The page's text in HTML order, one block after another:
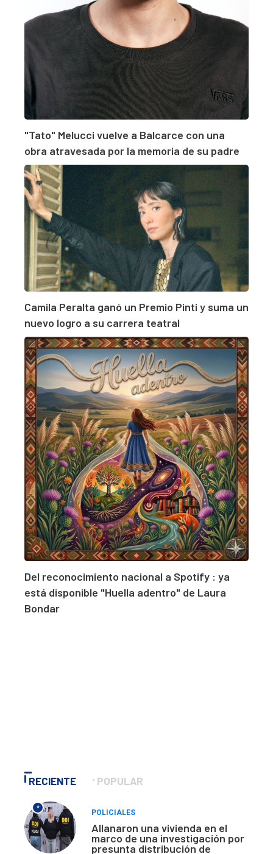
"Tato" Melucci vuelve a Balcarce con una
obra atravesada por la memoria de su padre
Camila Peralta ganó un Premio Pinti y suma un
nuevo logro a su carrera teatral
Del reconocimiento nacional a Spotify : ya
está disponible "Huella adentro" de Laura
Bondar
RECIENTE POPULAR
*
POLICIALES
Allanaron una vivienda en el
marco de una investigación por
presunta distribución de